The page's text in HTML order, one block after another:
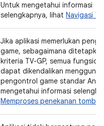
Untuk mengetahui informasi
selengkapnya, lihat Navigasi TV
Jika aplikasi memerlukan
game, sebagaimana
kriteria TV-GP, semua
dapat dikendalikan
pengontrol game standar
mengetahui informasi
Memproses penekanan